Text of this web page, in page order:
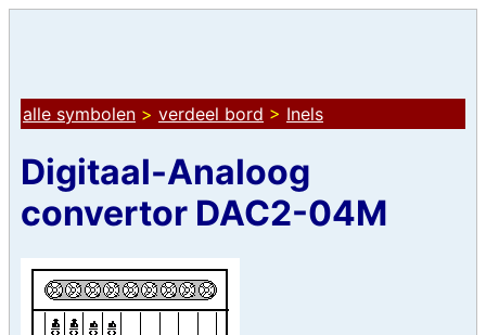
alle symbolen > verdeel bord > Inels
Digitaal-Analoog
convertor DAC2-04M